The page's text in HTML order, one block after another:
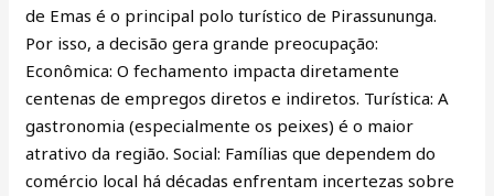
de Emas é o principal polo turístico de Pirassununga.
Por isso, a decisão gera grande preocupação:
Econômica: O fechamento impacta diretamente
centenas de empregos diretos e indiretos. Turística: A
gastronomia (especialmente os peixes) é o maior
atrativo da região. Social: Famílias que dependem do
comércio local há décadas enfrentam incertezas sobre